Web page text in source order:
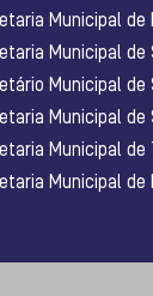
Municipal de
Municipal de
Municipal de
Municipal de
Municipal de
Municipal